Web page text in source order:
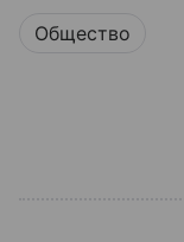
Общество